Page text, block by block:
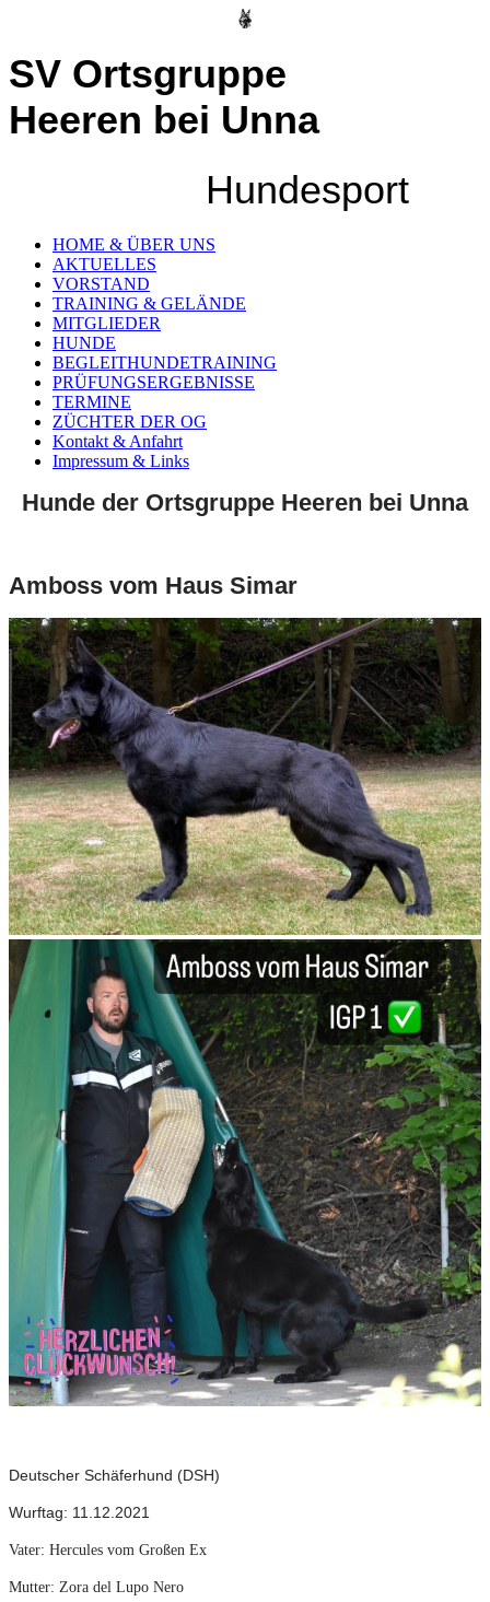
SV Ortsgruppe
Heeren bei Unna
Hundesport
HOME & ÜBER UNS
AKTUELLES
VORSTAND
TRAINING & GELÄNDE
MITGLIEDER
HUNDE
BEGLEITHUNDETRAINING
PRÜFUNGSERGEBNISSE
TERMINE
ZÜCHTER DER OG
Kontakt & Anfahrt
Impressum & Links
Hunde der Ortsgruppe Heeren bei Unna
Amboss vom Haus Simar
Deutscher Schäferhund (DSH)
Wurftag: 11.12.2021
Vater: Hercules vom Großen Ex
Mutter: Zora del Lupo Nero